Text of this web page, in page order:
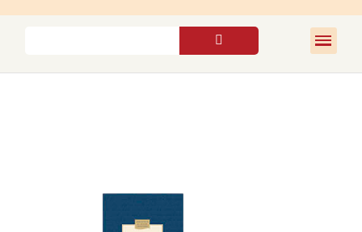
À PROPOS DE NOUS